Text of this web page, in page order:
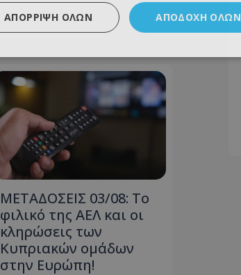
ΜΕΤΑΔΟΣΕΙΣ 03/08: Το
φιλικό της ΑΕΛ και οι
κληρώσεις των
Κυπριακών ομάδων
στην Ευρώπη!
ΑΠΟΔΟΧΉ ΌΛΩΝ
ΑΠΌΡΡΙΨΗ ΌΛΩΝ